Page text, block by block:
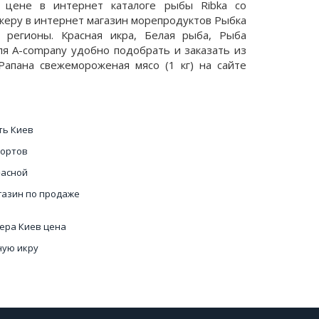
в интернет каталоге рыбы Ribka со
в интернет магазин морепродуктов Рыбка
Красная икра, Белая рыба, Рыба
A-company удобно подобрать и заказать из
свежемороженая мясо (1 кг) на сайте
Киев
по продаже
Киев цена
икру